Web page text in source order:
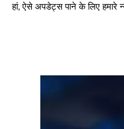
हां, ऐसे अपडेट्स पाने के लिए